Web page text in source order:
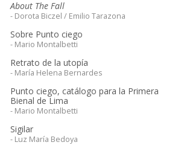
About The Fall
- Dorota Biczel / Emilio Tarazona
Sobre Punto ciego
- Mario Montalbetti
Retrato de la utopía
- María Helena Bernardes
Punto ciego, catálogo para la Primera
Bienal de Lima
- Mario Montalbetti
Sigilar
- Luz María Bedoya